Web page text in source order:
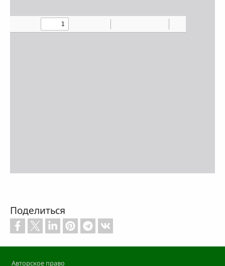
Поделиться
Авторское право